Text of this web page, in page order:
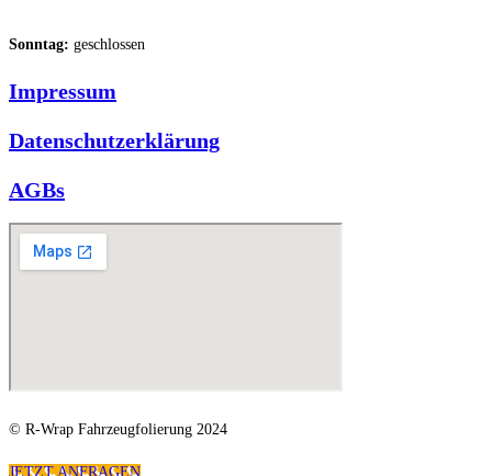
Sonntag: geschlossen
Impressum
Datenschutzerklärung
AGBs
© R-Wrap Fahrzeugfolierung 2024
JETZT ANFRAGEN